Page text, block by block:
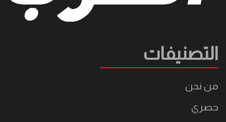
التصنيفات
من نحن
حصري